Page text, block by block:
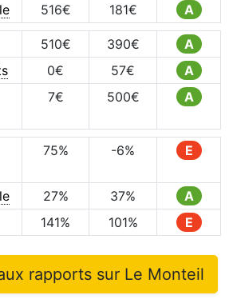
516€ 181€ A
510€ 390€
A
0€ 57€
A
7€ 500€ A
75% -6% E
27% 37%
A
141% 101% E
rapports sur Le Monteil